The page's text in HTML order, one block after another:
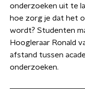
onderzoeken uit te
hoe zorg je dat het
wordt? Studenten
Hoogleraar Ronald
afstand tussen
onderzoeken.